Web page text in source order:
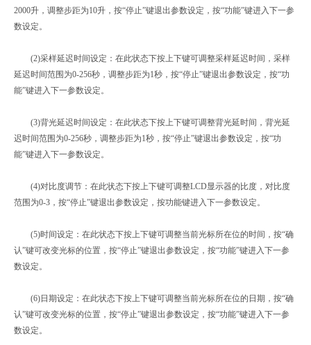
2000升，调整步距为10升，按“停止”键退出参数设定，按“功能”键进入下一参
数设定。
(2)采样延迟时间设定：在此状态下按上下键可调整采样延迟时间，采样
延迟时间范围为0-256秒，调整步距为1秒，按“停止”键退出参数设定，按“功
能”键进入下一参数设定。
(3)背光延迟时间设定：在此状态下按上下键可调整背光延时间，背光延
迟时间范围为0-256秒，调整步距为1秒，按“停止”键退出参数设定，按“功
能”键进入下一参数设定。
(4)对比度调节：在此状态下按上下键可调整LCD显示器的比度，对比度
范围为0-3，按“停止”键退出参数设定，按功能键进入下一参数设定。
(5)时间设定：在此状态下按上下键可调整当前光标所在位的时间，按“确
认”键可改变光标的位置，按“停止”键退出参数设定，按“功能”键进入下一参
数设定。
(6)日期设定：在此状态下按上下键可调整当前光标所在位的日期，按“确
认”键可改变光标的位置，按“停止”键退出参数设定，按“功能”键进入下一参
数设定。